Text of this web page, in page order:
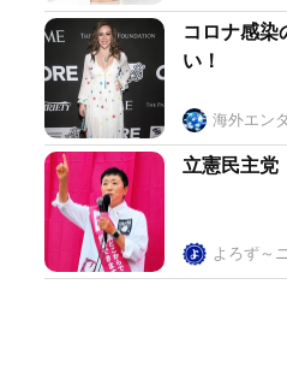
コロナ感染
い！
海外エン
立憲民主
よろず～